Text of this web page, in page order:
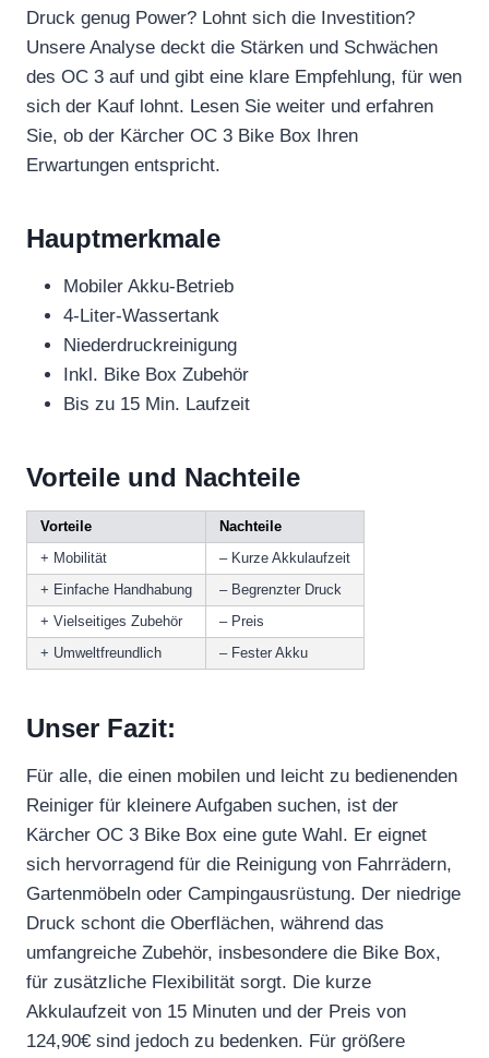
Druck genug Power? Lohnt sich die Investition?
Unsere Analyse deckt die Stärken und Schwächen
des OC 3 auf und gibt eine klare Empfehlung, für wen
sich der Kauf lohnt. Lesen Sie weiter und erfahren
Sie, ob der Kärcher OC 3 Bike Box Ihren
Erwartungen entspricht.
Hauptmerkmale
Mobiler Akku-Betrieb
4-Liter-Wassertank
Niederdruckreinigung
Inkl. Bike Box Zubehör
Bis zu 15 Min. Laufzeit
Vorteile und Nachteile
Vorteile
Nachteile
+ Mobilität
– Kurze Akkulaufzeit
+ Einfache Handhabung
– Begrenzter Druck
+ Vielseitiges Zubehör
– Preis
+ Umweltfreundlich
– Fester Akku
Unser Fazit:
Für alle, die einen mobilen und leicht zu bedienenden
Reiniger für kleinere Aufgaben suchen, ist der
Kärcher OC 3 Bike Box eine gute Wahl. Er eignet
sich hervorragend für die Reinigung von Fahrrädern,
Gartenmöbeln oder Campingausrüstung. Der niedrige
Druck schont die Oberflächen, während das
umfangreiche Zubehör, insbesondere die Bike Box,
für zusätzliche Flexibilität sorgt. Die kurze
Akkulaufzeit von 15 Minuten und der Preis von
124,90€ sind jedoch zu bedenken. Für größere